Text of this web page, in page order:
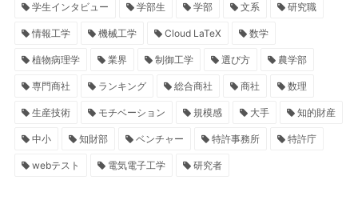
学生インタビュー 学部生 学部 文系 研究職
情報工学 機械工学 Cloud LaTeX 数学
植物病理学 業界 制御工学 選び方 農学部
専門商社 ランキング 総合商社 商社 数理
生産技術 モチベーション 規模感 大手 知的財産
中小 知財部 ベンチャー 特許事務所 特許庁
webテスト 電気電子工学 研究者